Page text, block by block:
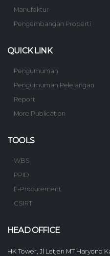
Manufaktur
Pengembangan Properti
QUICK LINK
Pengumuman
Pengumuman Pelelangan
Report
More Publication
TOOLS
WBS
PPID
E-Procurement
CSIRT
HEAD OFFICE
HK Tower, Jl Letjen MT Haryono